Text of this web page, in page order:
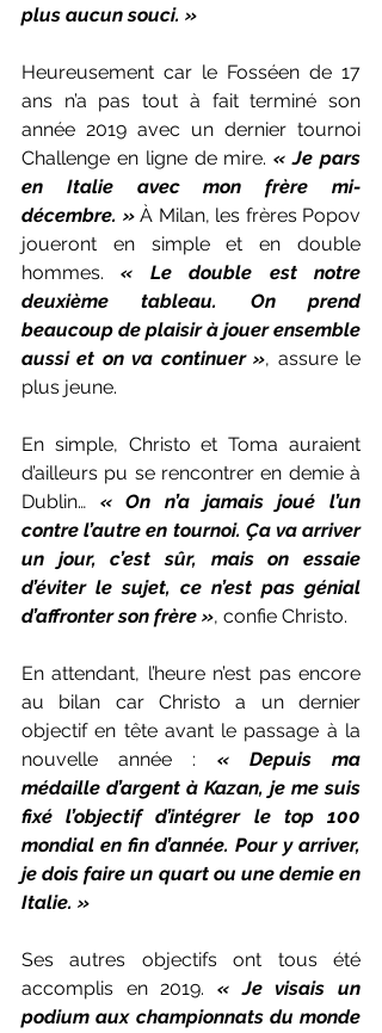
plus aucun souci. »
Heureusement car le Fosséen de 17
ans n’a pas tout à fait terminé son
année 2019 avec un dernier tournoi
Challenge en ligne de mire. « Je pars
en Italie avec mon frère mi-
décembre. » À Milan, les frères Popov
joueront en simple et en double
hommes. « Le double est notre
deuxième tableau. On prend
beaucoup de plaisir à jouer ensemble
aussi et on va continuer », assure le
plus jeune.
En simple, Christo et Toma auraient
d’ailleurs pu se rencontrer en demie à
Dublin… « On n’a jamais joué l’un
contre l’autre en tournoi. Ça va arriver
un jour, c’est sûr, mais on essaie
d’éviter le sujet, ce n’est pas génial
d’affronter son frère », confie Christo.
En attendant, l’heure n’est pas encore
au bilan car Christo a un dernier
objectif en tête avant le passage à la
nouvelle année : « Depuis ma
médaille d’argent à Kazan, je me suis
fixé l’objectif d’intégrer le top 100
mondial en fin d’année. Pour y arriver,
je dois faire un quart ou une demie en
Italie. »
Ses autres objectifs ont tous été
accomplis en 2019. « Je visais un
podium aux championnats du monde